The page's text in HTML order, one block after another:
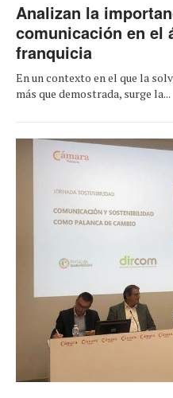
Analizan la
comunicación en el
franquicia
En un contexto en el que la
más que demostrada, surge la...